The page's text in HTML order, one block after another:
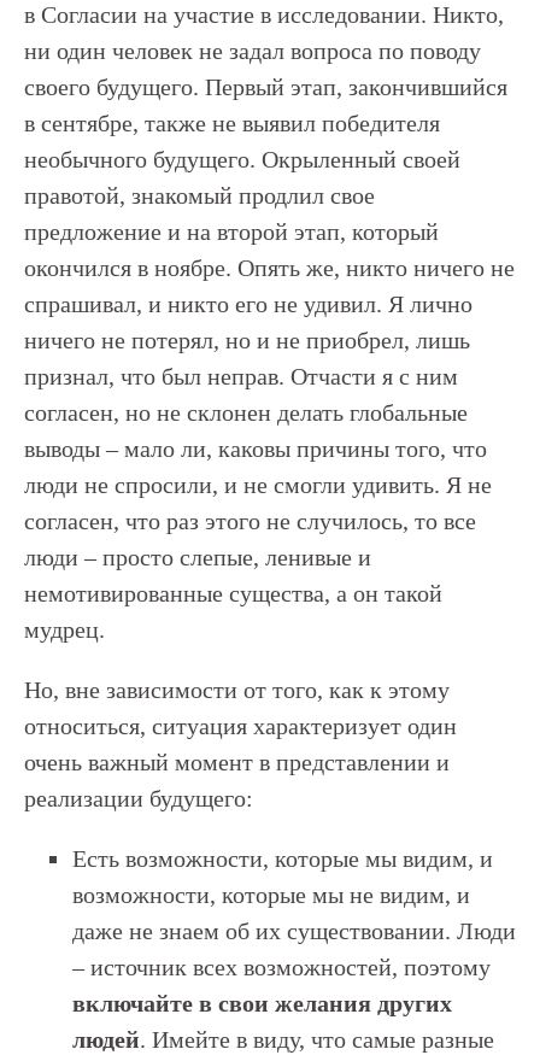
в Согласии на участие в исследовании. Никто,
ни один человек не задал вопроса по поводу
своего будущего. Первый этап, закончившийся
в сентябре, также не выявил победителя
необычного будущего. Окрыленный своей
правотой, знакомый продлил свое
предложение и на второй этап, который
окончился в ноябре. Опять же, никто ничего не
спрашивал, и никто его не удивил. Я лично
ничего не потерял, но и не приобрел, лишь
признал, что был неправ. Отчасти я с ним
согласен, но не склонен делать глобальные
выводы – мало ли, каковы причины того, что
люди не спросили, и не смогли удивить. Я не
согласен, что раз этого не случилось, то все
люди – просто слепые, ленивые и
немотивированные существа, а он такой
мудрец.
Но, вне зависимости от того, как к этому
относиться, ситуация характеризует один
очень важный момент в представлении и
реализации будущего:
Есть возможности, которые мы видим, и
возможности, которые мы не видим, и
даже не знаем об их существовании. Люди
– источник всех возможностей, поэтому
включайте в свои желания других
людей. Имейте в виду, что самые разные